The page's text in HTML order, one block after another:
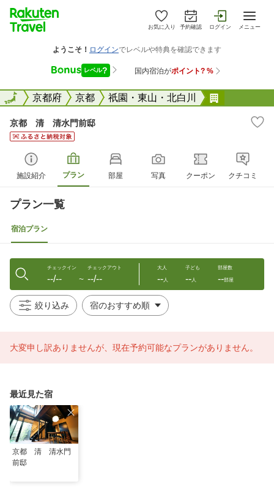
お気に入り 予約確認 ログイン メニュー
全国京都府 京都 祇園・東山・北白川
全国
京都 清 清水門前邸
施設紹介 プラン 部屋 写真 クーポン クチコミ
プラン一覧
宿泊プラン
チェックイン
--/-- 〜
チェックアウト
--/--
大人
--人
子ども
--人
部屋数
--部屋
絞り込み
大変申し訳ありませんが、現在予約可能なプランがありません。
最近見た宿
京都 清 清水門
前邸